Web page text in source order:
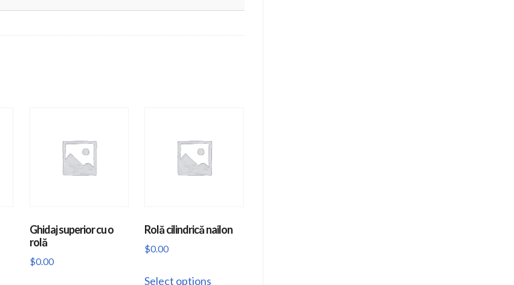
Ghidaj superior cu o
rolă
$0.00
Rolă cilindrică nailon
$0.00
Select options